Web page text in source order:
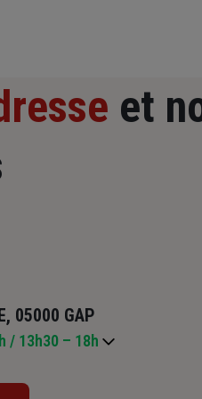
et
05000 GAP
Ouvert 08h30 – 12h / 13h30 – 18h